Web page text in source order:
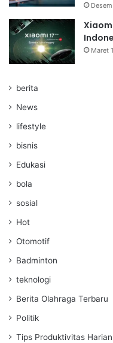
Maret
berita
News
lifestyle
bisnis
Edukasi
bola
sosial
Hot
Otomotif
Badminton
teknologi
Berita Olahraga Terbaru
Politik
Tips Produktivitas Harian